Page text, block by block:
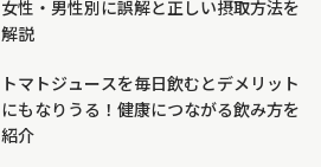
女性・男性別に誤解と正しい摂取方法を
解説
トマトジュースを毎日飲むとデメリット
にもなりうる！健康につながる飲み方を
紹介